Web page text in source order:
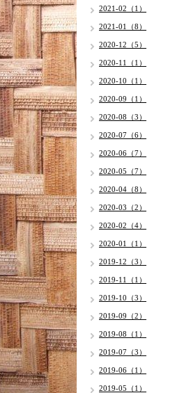
2021-02（1）
2021-01（8）
2020-12（5）
2020-11（1）
2020-10（1）
2020-09（1）
2020-08（3）
2020-07（6）
2020-06（7）
2020-05（7）
2020-04（8）
2020-03（2）
2020-02（4）
2020-01（1）
2019-12（3）
2019-11（1）
2019-10（3）
2019-09（2）
2019-08（1）
2019-07（3）
2019-06（1）
2019-05（1）